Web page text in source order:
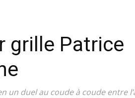
grille Patrice
un duel au coude à coude entre